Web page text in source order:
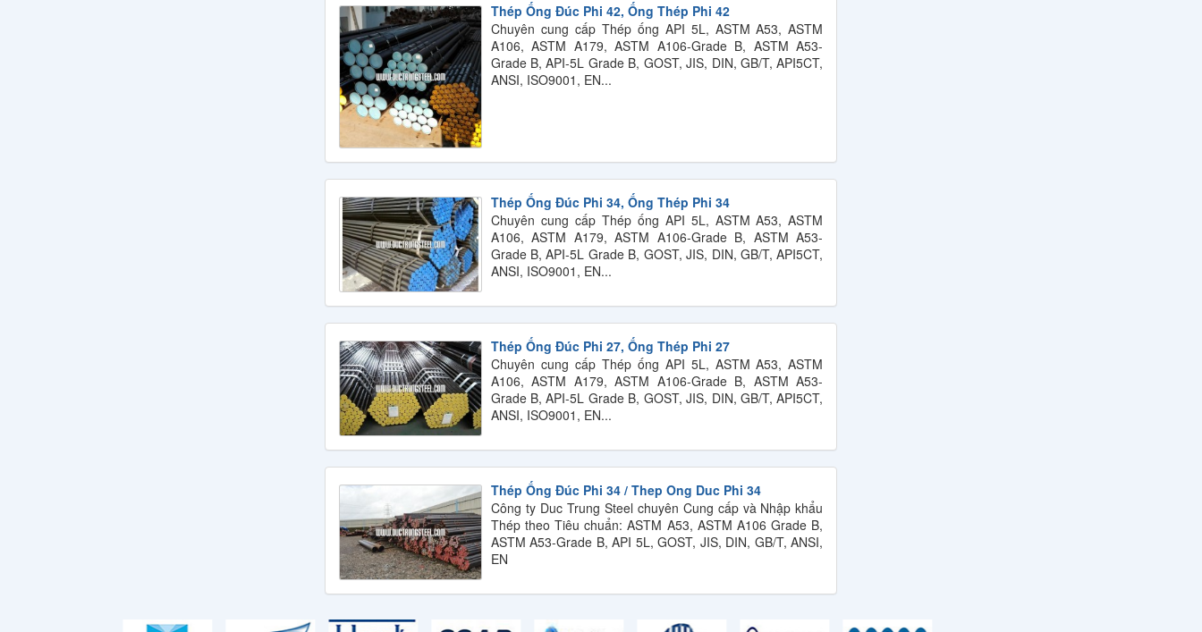
Thép Ống Đúc Phi 42, Ống Thép Phi 42
Chuyên cung cấp Thép ống API 5L, ASTM A53, ASTM
A106, ASTM A179, ASTM A106-Grade B, ASTM A53-
Grade B, API-5L Grade B, GOST, JIS, DIN, GB/T, API5CT,
ANSI, ISO9001, EN...
Thép Ống Đúc Phi 34, Ống Thép Phi 34
Chuyên cung cấp Thép ống API 5L, ASTM A53, ASTM
A106, ASTM A179, ASTM A106-Grade B, ASTM A53-
Grade B, API-5L Grade B, GOST, JIS, DIN, GB/T, API5CT,
ANSI, ISO9001, EN...
Thép Ống Đúc Phi 27, Ống Thép Phi 27
Chuyên cung cấp Thép ống API 5L, ASTM A53, ASTM
A106, ASTM A179, ASTM A106-Grade B, ASTM A53-
Grade B, API-5L Grade B, GOST, JIS, DIN, GB/T, API5CT,
ANSI, ISO9001, EN...
Thép Ống Đúc Phi 34 / Thep Ong Duc Phi 34
Công ty Duc Trung Steel chuyên Cung cấp và Nhập khẩu
Thép theo Tiêu chuẩn: ASTM A53, ASTM A106 Grade B,
ASTM A53-Grade B, API 5L, GOST, JIS, DIN, GB/T, ANSI,
EN